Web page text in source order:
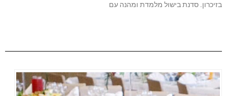
בזיכרון. סדנת בישול מלמדת ומהנה עם